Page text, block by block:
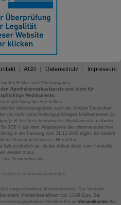
AGB Datenschutz Impressum
Felder sind Pflichtangaben.
Apothekenverkaufspreis und nicht für
Medikamente.
des Herstellers.
Abrechnungspreis nach der Großen Deutschen
von nicht verschreibungspflichtigen Medikamenten zu
(z.B. bei Verschreibung des Medikaments an Kinder
SGB V aus dem Abgabepreis des pharmazeutischen
in der Fassung zum 31.12.2003 ergibt. Es handelt
Preisempfehlung des Herstellers.
fällt zusätzlich an, da der Artikel direkt vom Hersteller
werden muss.
bis: Verwendbar bis.
Cookie-Zustimmung widerrufen
vorgeschriebene Mehrwertsteuer. Der Versand
einem Mindestbestellwert von 13,99 Euro. Bei
Mehrkosten an VersandkostenBei